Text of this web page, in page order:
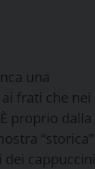
una
frati che nei
proprio dalla
“storica”
cappuccini